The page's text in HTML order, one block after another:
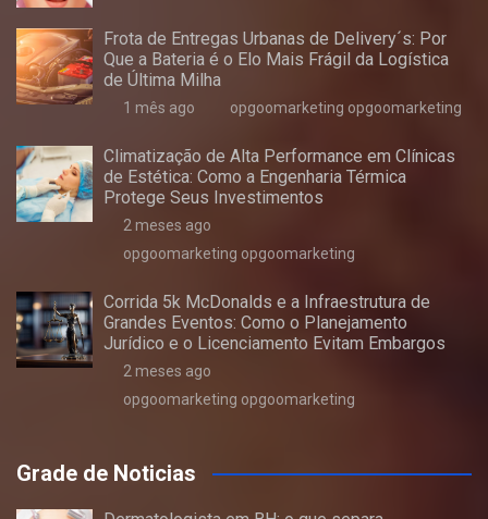
Frota de Entregas Urbanas de Delivery´s: Por
Que a Bateria é o Elo Mais Frágil da Logística
de Última Milha
1 mês ago opgoomarketing opgoomarketing
Climatização de Alta Performance em Clínicas
de Estética: Como a Engenharia Térmica
Protege Seus Investimentos
2 meses ago
opgoomarketing opgoomarketing
Corrida 5k McDonalds e a Infraestrutura de
Grandes Eventos: Como o Planejamento
Jurídico e o Licenciamento Evitam Embargos
2 meses ago
opgoomarketing opgoomarketing
Grade de Noticias